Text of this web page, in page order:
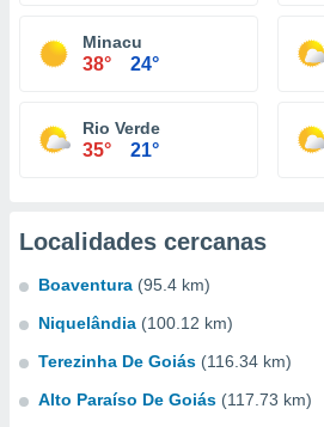
Minacu
38° 24°
Rio Verde
35° 21°
Localidades cercanas
Boaventura (95.4 km)
Niquelândia (100.12 km)
Terezinha De Goiás (116.34 km)
Alto Paraíso De Goiás (117.73 km)